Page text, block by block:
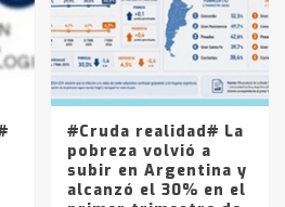
de los combustibles en
desde YPF hasta Axion
a 1338 pesos
#Cruda realidad# La
pobreza volvió a
subir en Argentina y
alcanzó el 30% en el